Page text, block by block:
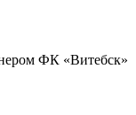
ФК «Витебск»